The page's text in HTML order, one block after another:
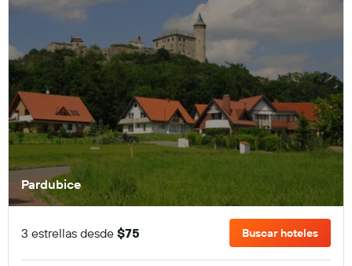
Pardubice
3 estrellas desde $75 Buscar hoteles